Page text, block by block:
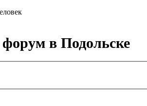
в Подольске